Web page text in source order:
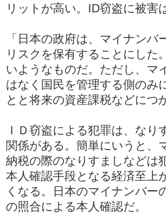
リットが高い。ID窃盗に被害
「日本の政府は、マイナン
リスクを保有することにした
いようなものだ。ただし、マ
はなく国民を管理する側のみ
とと将来の資産課税などにつ
ＩＤ窃盗による犯罪は、な
関係がある。簡単にいうと、
納税の際のなりすましなどは
本人確認手段となる経済至上
くなる。日本のマイナンバー
の照合による本人確認だ。